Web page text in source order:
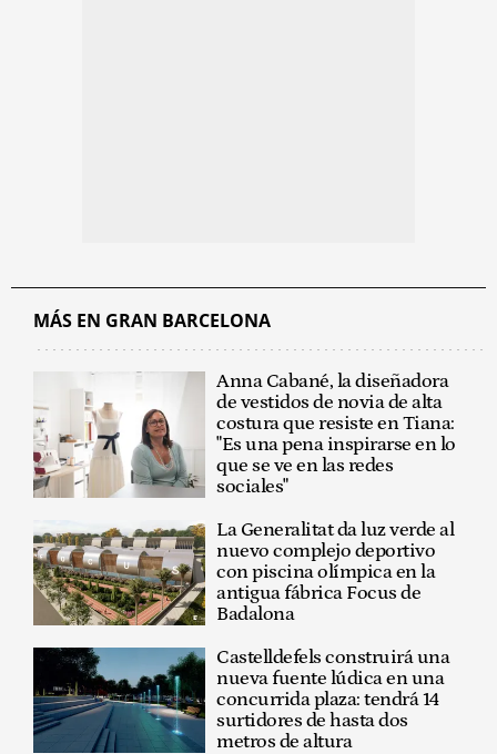
MÁS EN GRAN BARCELONA
Anna Cabané, la diseñadora
de vestidos de novia de alta
costura que resiste en Tiana:
"Es una pena inspirarse en lo
que se ve en las redes
sociales"
La Generalitat da luz verde al
nuevo complejo deportivo
con piscina olímpica en la
antigua fábrica Focus de
Badalona
Castelldefels construirá una
nueva fuente lúdica en una
concurrida plaza: tendrá 14
surtidores de hasta dos
metros de altura